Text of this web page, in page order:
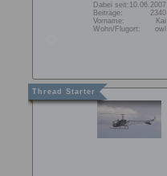
Dabei seit: 10.06.2007
Beiträge:
2340
Vorname:
Kai
Wohn/Flugort:
owl